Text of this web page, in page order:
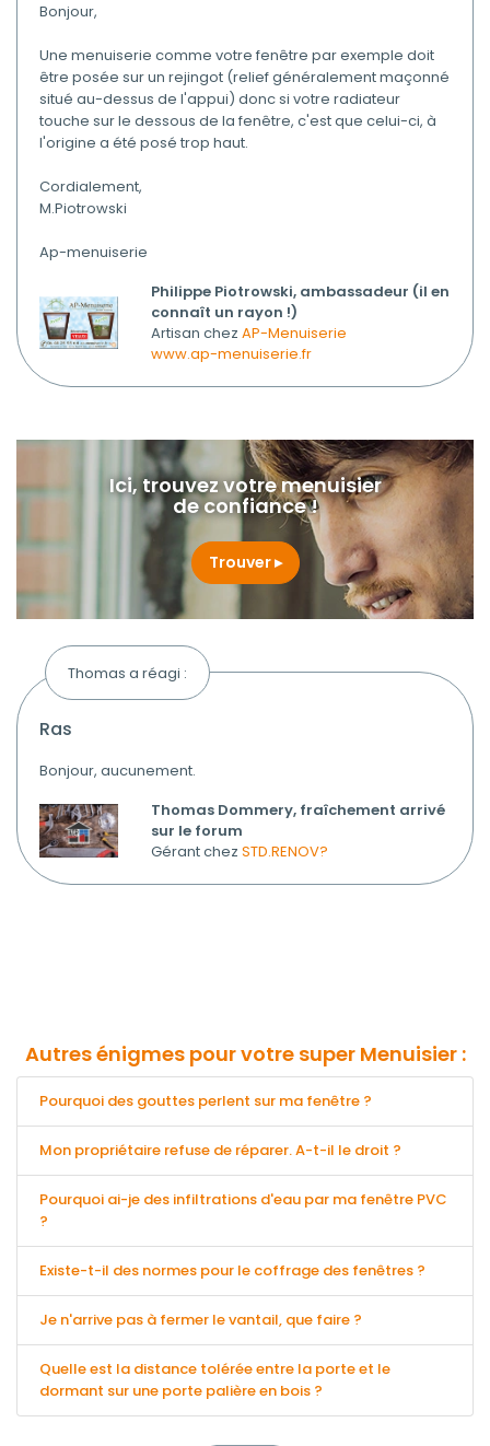
Bonjour,
Une menuiserie comme votre fenêtre par exemple doit
être posée sur un rejingot (relief généralement maçonné
situé au-dessus de l'appui) donc si votre radiateur
touche sur le dessous de la fenêtre, c'est que celui-ci, à
l'origine a été posé trop haut.
Cordialement,
M.Piotrowski
Ap-menuiserie
Philippe Piotrowski, ambassadeur (il en
connaît un rayon !)
Artisan chez AP-Menuiserie
www.ap-menuiserie.fr
Ici, trouvez votre menuisier
de confiance !
Trouver
Thomas a réagi :
ras
Bonjour, aucunement.
Thomas Dommery, fraîchement arrivé
sur le forum
Gérant chez STD.RENOV?
Autres énigmes pour votre super Menuisier :
Pourquoi des gouttes perlent sur ma fenêtre ?
Mon propriétaire refuse de réparer. A-t-il le droit ?
Pourquoi ai-je des infiltrations d'eau par ma fenêtre PVC
?
Existe-t-il des normes pour le coffrage des fenêtres ?
Je n'arrive pas à fermer le vantail, que faire ?
Quelle est la distance tolérée entre la porte et le
dormant sur une porte palière en bois ?